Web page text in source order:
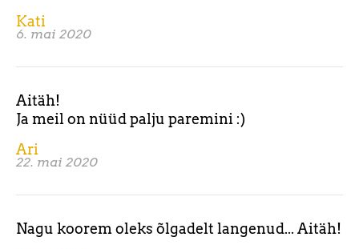
Kati
6. mai 2020
Aitäh!
Ja meil on nüüd palju paremini :)
Ari
22. mai 2020
Nagu koorem oleks õlgadelt langenud... Aitäh!